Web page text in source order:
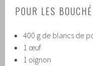
POUR LES
400 g de blancs de
1 œuf
1 oignon